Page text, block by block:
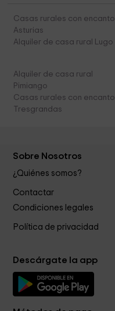
Casas rurales con encanto
Asturias
Alquiler de casa rural Lugo
Alquiler de casa rural
Pimiango
Casas rurales con encanto
Tresgrandas
Sobre Nosotros
¿Quiénes somos?
Contactar
Condiciones legales
Política de privacidad
Descárgate la app